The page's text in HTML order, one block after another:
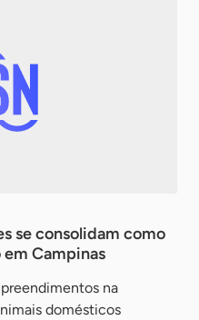
se consolidam como
Campinas
na
domésticos